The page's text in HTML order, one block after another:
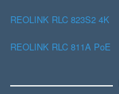
REOLINK RLC 823S2 4K
REOLINK RLC 811A PoE